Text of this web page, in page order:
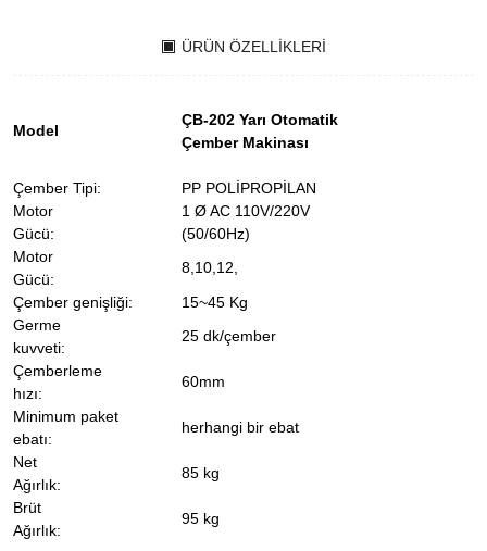
ÜRÜN ÖZELLIKLERI
Model
ÇB-202 Yarı Otomatik
Çember Makinası
Çember Tipi:
PP POLİPROPİLAN
Motor
Gücü:
1 Ø AC 110V/220V
(50/60Hz)
Motor
Gücü:
8,10,12,
Çember genişliği:
15~45 Kg
Germe
kuvveti:
25 dk/çember
Çemberleme
hızı:
60mm
Minimum paket
ebatı:
herhangi bir ebat
Net
Ağırlık:
85 kg
Brüt
Ağırlık:
95 kg